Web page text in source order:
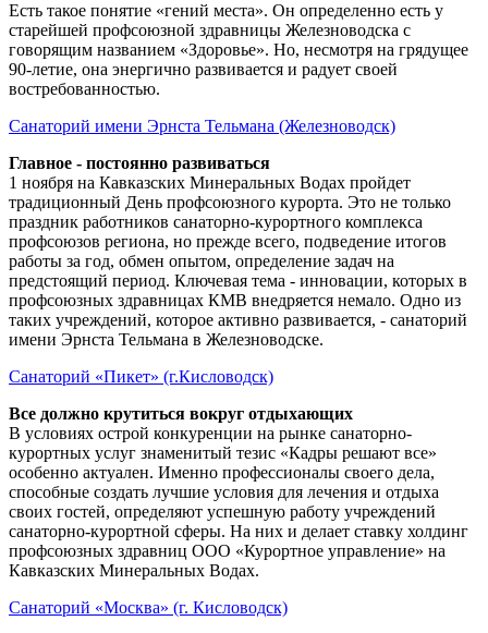
Есть такое понятие «гений места». Он определенно есть у
старейшей профсоюзной здравницы Железноводска с
говорящим названием «Здоровье». Но, несмотря на грядущее
90-летие, она энергично развивается и радует своей
востребованностью.
Санаторий имени Эрнста Тельмана (Железноводск)
Главное - постоянно развиваться
1 ноября на Кавказских Минеральных Водах пройдет
традиционный День профсоюзного курорта. Это не только
праздник работников санаторно-курортного комплекса
профсоюзов региона, но прежде всего, подведение итогов
работы за год, обмен опытом, определение задач на
предстоящий период. Ключевая тема - инновации, которых в
профсоюзных здравницах КМВ внедряется немало. Одно из
таких учреждений, которое активно развивается, - санаторий
имени Эрнста Тельмана в Железноводске.
Санаторий «Пикет» (г.Кисловодск)
Все должно крутиться вокруг отдыхающих
В условиях острой конкуренции на рынке санаторно-
курортных услуг знаменитый тезис «Кадры решают все»
особенно актуален. Именно профессионалы своего дела,
способные создать лучшие условия для лечения и отдыха
своих гостей, определяют успешную работу учреждений
санаторно-курортной сферы. На них и делает ставку холдинг
профсоюзных здравниц ООО «Курортное управление» на
Кавказских Минеральных Водах.
Санаторий «Москва» (г. Кисловодск)